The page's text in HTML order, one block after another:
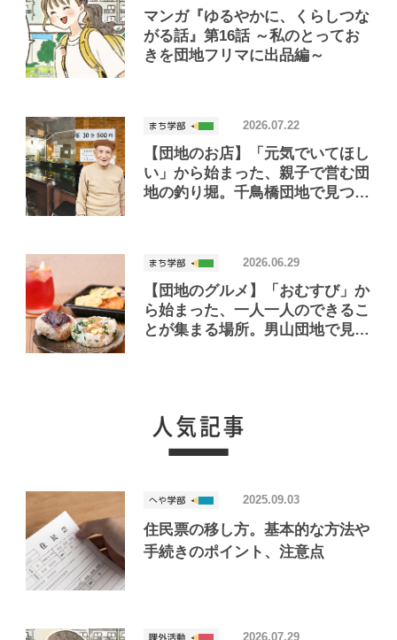
マンガ『ゆるやかに、くらしつな
がる話』第16話 ～私のとってお
きを団地フリマに出品編～
【団地のお店】「元気でいてほし
い」から始まった、親子で営む団
地の釣り堀。千鳥橋団地で見つけ
2026.07.22
【団地のグルメ】「おむすび」か
ら始まった、一人一人のできるこ
とが集まる場所。男山団地で見つ
2026.06.29
住民票の移し方。基本的な方法や
手続きのポイント、注意点
2025.09.03
2026.07.29